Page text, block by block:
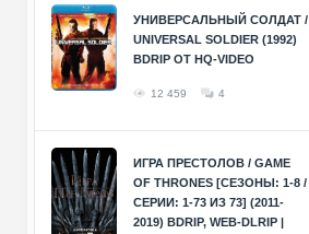
УНИВЕРСАЛЬНЫЙ СОЛДАТ /
UNIVERSAL SOLDIER (1992)
BDRIP ОТ HQ-VIDEO
12 459 4
ИГРА ПРЕСТОЛОВ / GAME
OF THRONES [СЕЗОНЫ: 1-8 /
СЕРИИ: 1-73 ИЗ 73] (2011-
2019) BDRIP, WEB-DLRIP |